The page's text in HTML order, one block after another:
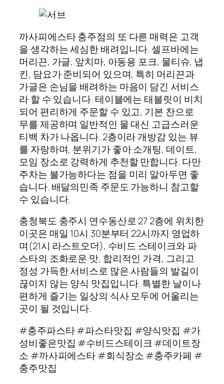
까사피에스타 충주점의 또 다른 매력은 고객
을 생각하는 세심한 배려입니다. 셀프바에는
머리끈, 가글, 앞치마, 아동용 포크, 물티슈, 냅
킨, 담요가 준비되어 있으며, 특히 머리끈과
가글은 손님을 배려하는 마음이 담긴 서비스
라 할 수 있습니다. 테이블에는 태블릿이 비치
되어 편리하게 주문할 수 있고, 기본 찬으로
무를 제공하며 일반적인 물 대신 고급스러운
티백 차가 나옵니다. 2층이라 개방감 있는 뷰
를 자랑하며, 분위기가 좋아 소개팅, 데이트,
모임 장소로 강력하게 추천할 만합니다. 다만
주차는 불가능하다는 점을 미리 알아두면 좋
습니다. 배달의민족 주문도 가능하니 참고할
수 있습니다.
충청북도 충주시 연수동산로 27 2층에 위치한
이곳은 매일 10시 30분부터 22시까지 영업하
며(21시 라스트오더), 수비드 스테이크와 파
스타의 조화로운 맛, 합리적인 가격, 그리고
정성 가득한 서비스로 많은 사람들의 발길이
끊이지 않는 양식 맛집입니다. 특별한 날이나
편하게 즐기는 일상의 식사 모두에 어울리는
곳이 될 것입니다.
#충주파스타 #파스타맛집 #양식맛집 #가
성비좋은맛집 #수비드스테이크 #데이트장
소 #까사피에스타 #회식장소 #충주카페 #
충주맛집